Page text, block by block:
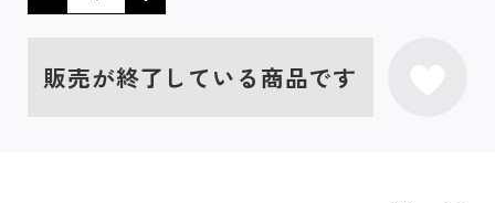
販売が終了している商品です